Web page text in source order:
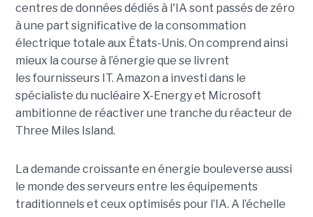
centres de données dédiés à l'IA sont passés de zéro
à une part significative de la consommation
électrique totale aux États-Unis. On comprend ainsi
mieux la course à l’énergie que se livrent
les fournisseurs IT. Amazon a investi dans le
spécialiste du nucléaire X-Energy et Microsoft
ambitionne de réactiver une tranche du réacteur de
Three Miles Island.
La demande croissante en énergie bouleverse aussi
le monde des serveurs entre les équipements
traditionnels et ceux optimisés pour l’IA. A l’échelle